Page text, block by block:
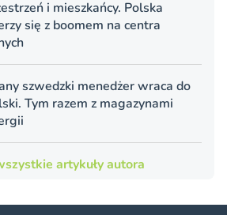
i mieszkańcy. Polska
się z boomem na centra
szwedzki menedżer wraca do
Tym razem z magazynami
artykuły autora